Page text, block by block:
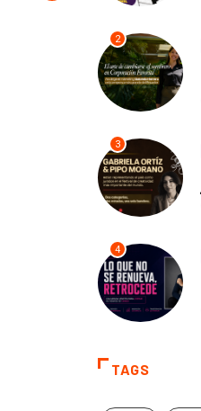
2
3
4
TAGS